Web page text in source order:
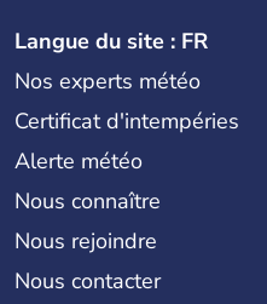
Langue du site : FR
Nos experts météo
Certificat d'intempéries
Alerte météo
Nous connaître
Nous rejoindre
Nous contacter